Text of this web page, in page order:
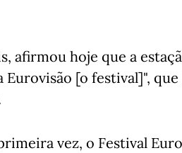
afirmou hoje que a
[o festival]", que
vez, o Festival